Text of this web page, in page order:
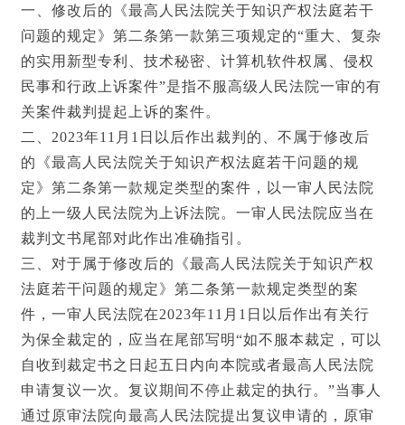
一、修改后的《最高人民法院关于知识产权法庭若干
问题的规定》第二条第一款第三项规定的“重大、复杂
的实用新型专利、技术秘密、计算机软件权属、侵权
民事和行政上诉案件”是指不服高级人民法院一审的有
关案件裁判提起上诉的案件。
二、2023年11月1日以后作出裁判的、不属于修改后
的《最高人民法院关于知识产权法庭若干问题的规
定》第二条第一款规定类型的案件，以一审人民法院
的上一级人民法院为上诉法院。一审人民法院应当在
裁判文书尾部对此作出准确指引。
三、对于属于修改后的《最高人民法院关于知识产权
法庭若干问题的规定》第二条第一款规定类型的案
件，一审人民法院在2023年11月1日以后作出有关行
为保全裁定的，应当在尾部写明“如不服本裁定，可以
自收到裁定书之日起五日内向本院或者最高人民法院
申请复议一次。复议期间不停止裁定的执行。”当事人
通过原审法院向最高人民法院提出复议申请的，原审